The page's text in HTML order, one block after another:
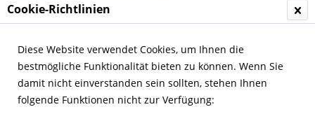
Menü
Übersicht Olympia 1976-2000
Cookie-Richtlinien
Diese Website verwendet Cookies, um Ihnen die
bestmögliche Funktionalität bieten zu können. Wenn Sie
damit nicht einverstanden sein sollten, stehen Ihnen
folgende Funktionen nicht zur Verfügung: